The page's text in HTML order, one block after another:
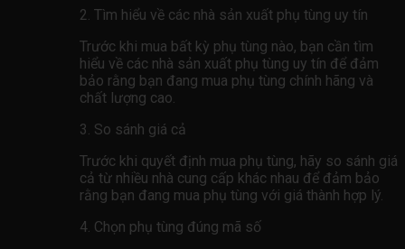
2. Tìm hiểu về các nhà sản xuất phụ tùng uy tín
Trước khi mua bất kỳ phụ tùng nào, bạn cần tìm
hiểu về các nhà sản xuất phụ tùng uy tín để đảm
bảo rằng bạn đang mua phụ tùng chính hãng và
chất lượng cao.
3. So sánh giá cả
Trước khi quyết định mua phụ tùng, hãy so sánh giá
cả từ nhiều nhà cung cấp khác nhau để đảm bảo
rằng bạn đang mua phụ tùng với giá thành hợp lý.
4. Chọn phụ tùng đúng mã số